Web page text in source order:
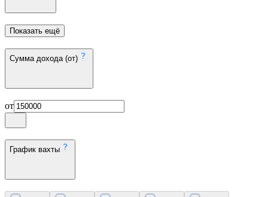
Показать ещё
Сумма дохода (от)
от
График вахты